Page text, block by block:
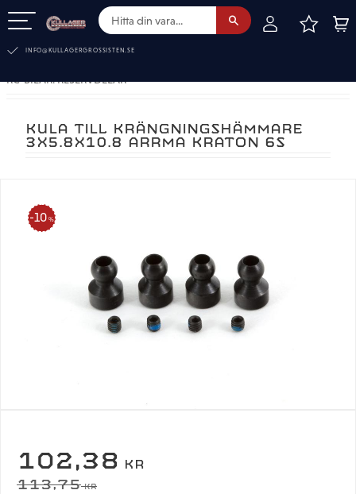
INFO@KULLAGERGROSSISTEN.SE
RC-BILAR. RESERVDELAR
KULA TILL KRÄNGNINGSHÄMMARE
3X5.8X10.8 ARRMA KRATON 6S
10 %
NEDSATT PRIS:
102,38 KR
ORDINARIE PRIS:
113,75KR